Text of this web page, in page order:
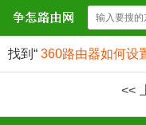
找到“ 360路由器如何设
<<